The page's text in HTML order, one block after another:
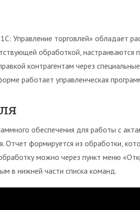
Управление торговлей» обладает
обработкой, настраиваются
контрагентам через
работает управленческая
обеспечения для работы с
Отчет формируется из обработки,
можно через пункт меню
в нижней части списка команд.